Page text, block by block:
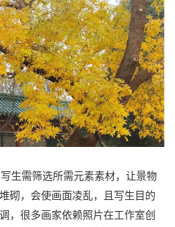
生需筛选所需元素素材，让景物
砌，会使画面凌乱，且写生目的
，很多画家依赖照片在工作室创